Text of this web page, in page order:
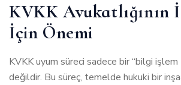
KVKK Avukatlığının
İçin Önemi
KVKK uyum süreci sadece bir “bilgi
değildir. Bu süreç, temelde hukuki bir